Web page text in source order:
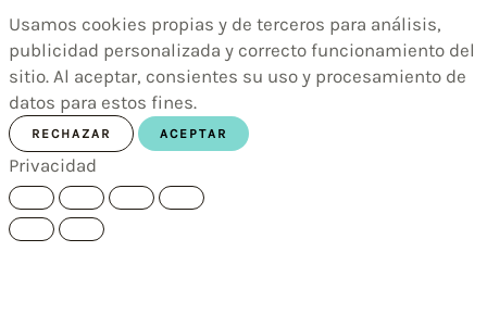
Usamos cookies propias y de terceros para análisis,
publicidad personalizada y correcto funcionamiento del
sitio. Al aceptar, consientes su uso y procesamiento de
datos para estos fines.
RECHAZAR ACEPTAR
Privacidad